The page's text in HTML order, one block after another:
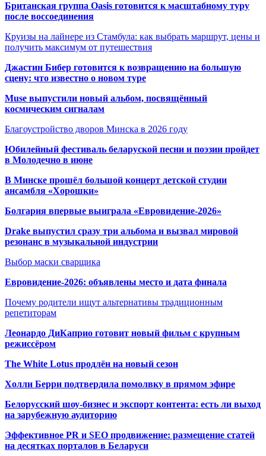
Британская группа Oasis готовится к масштабному туру
после воссоединения
Круизы на лайнере из Стамбула: как выбрать маршрут, цены и
получить максимум от путешествия
Джастин Бибер готовится к возвращению на большую
сцену: что известно о новом туре
Muse выпустили новый альбом, посвящённый
космическим сигналам
Благоустройство дворов Минска в 2026 году
Юбилейный фестиваль беларуской песни и поэзии пройдет
в Молодечно в июне
В Минске прошёл большой концерт детской студии
ансамбля «Хорошки»
Болгария впервые выиграла «Евровидение-2026»
Drake выпустил сразу три альбома и вызвал мировой
резонанс в музыкальной индустрии
Выбор маски сварщика
Евровидение-2026: объявлены место и дата финала
Почему родители ищут альтернативы традиционным
репетиторам
Леонардо ДиКаприо готовит новый фильм с крупным
режиссёром
The White Lotus продлён на новый сезон
Холли Берри подтвердила помолвку в прямом эфире
Белорусский шоу-бизнес и экспорт контента: есть ли выход
на зарубежную аудиторию
Эффективное PR и SEO продвижение: размещение статей
на десятках порталов в Беларуси